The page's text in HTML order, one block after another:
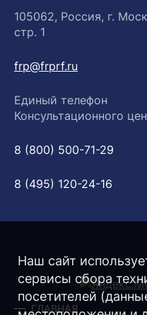
105062, Россия, г.
стр. 1
frp@frprf.ru
Единый телефон
Консультационного
8 (800) 500-71-29
8 (495) 120-24-16
ГЛАВНАЯ
Наш сайт
сервисы сбора
посетителей